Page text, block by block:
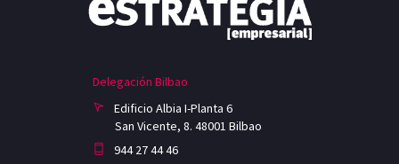
Delegación Bilbao
Edificio Albia I-Planta 6
San Vicente, 8. 48001 Bilbao
944 27 44 46